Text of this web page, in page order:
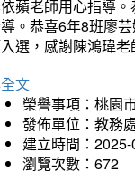
蘋老師用心指導
。恭喜6年8班廖
選，感謝陳鴻瑋
文
榮譽事項：桃園
發佈單位：教務
建立時間：
瀏覽次數：672